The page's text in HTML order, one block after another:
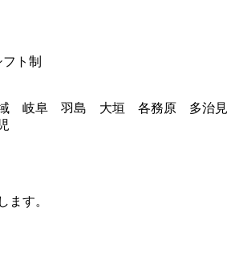
フト制
域 岐阜 羽島 大垣 各務原 多治見
ます。